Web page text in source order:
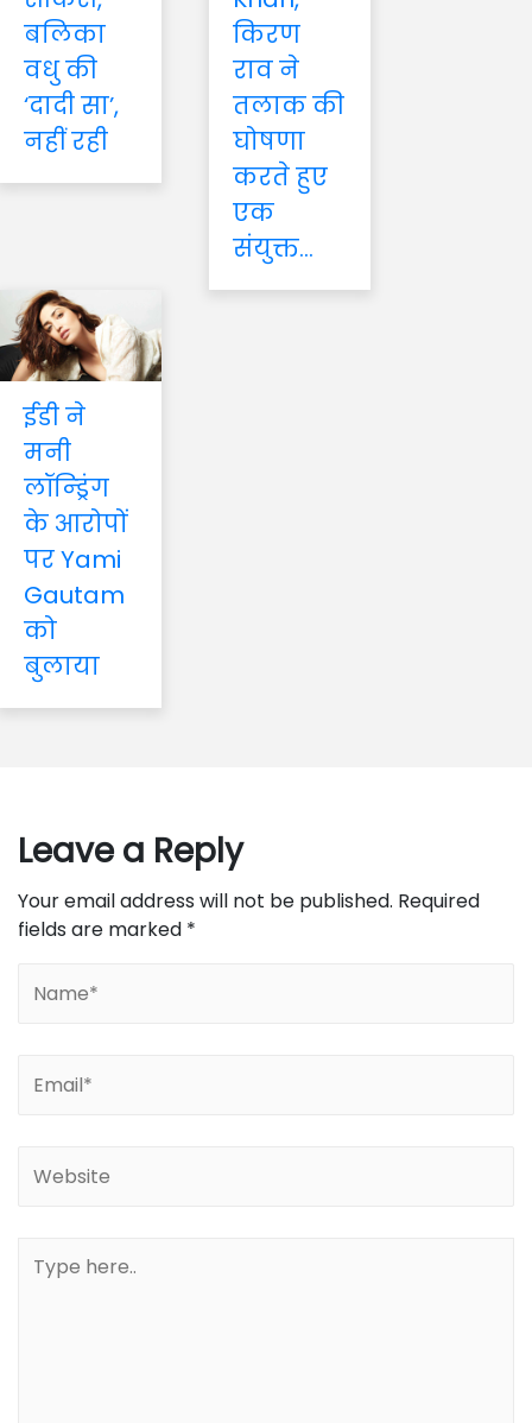
बलिका
वधु की
‘दादी सा’,
नहीं रही
किरण
राव ने
तलाक की
घोषणा
करते हुए
एक
संयुक्त...
ईडी ने
मनी
लॉन्ड्रिंग
के आरोपों
पर Yami
Gautam
को
बुलाया
Leave a Reply
Your email address will not be published. Required
fields are marked *